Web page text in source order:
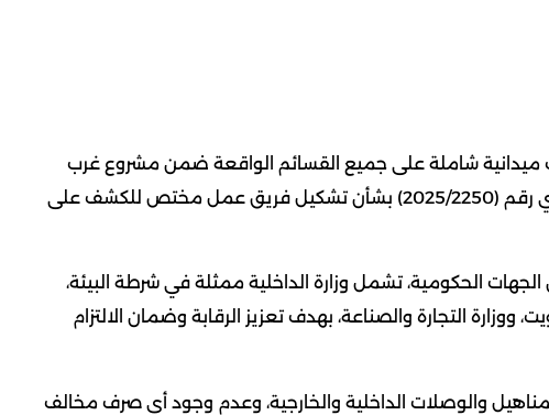
ميدانية شاملة على جميع القسائم الواقعة ضمن مشروع غرب
أبو فطيرة الحرفي الخدمي، وذلك استنادًا إلى القرار الإداري رقم (2025/2250) بشأن تشكيل فريق عمل مختص للكشف على
الحكومية، تشمل وزارة الداخلية ممثلة في شرطة البيئة،
ووزارة التجارة والصناعة، بهدف تعزيز الرقابة وضمان الالتزام
والوصلات الداخلية والخارجية، وعدم وجود أي صرف مخالف